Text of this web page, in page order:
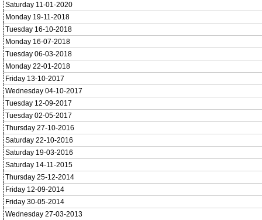
Saturday 11-01-2020
Monday 19-11-2018
Tuesday 16-10-2018
Monday 16-07-2018
Tuesday 06-03-2018
Monday 22-01-2018
Friday 13-10-2017
Wednesday 04-10-2017
Tuesday 12-09-2017
Tuesday 02-05-2017
Thursday 27-10-2016
Saturday 22-10-2016
Saturday 19-03-2016
Saturday 14-11-2015
Thursday 25-12-2014
Friday 12-09-2014
Friday 30-05-2014
Wednesday 27-03-2013